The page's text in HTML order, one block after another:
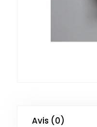
Avis (0)